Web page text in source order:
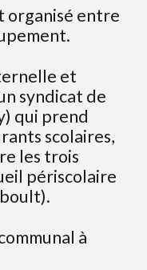
organisé entre
et
syndicat de
qui prend
scolaires,
les trois
périscolaire
à